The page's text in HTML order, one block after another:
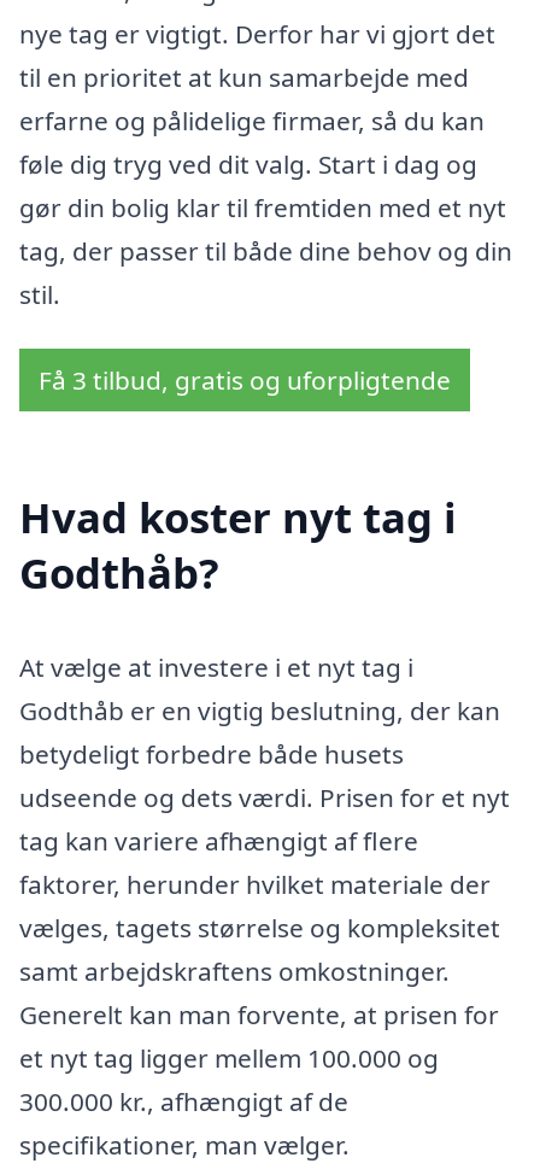
nye tag er vigtigt. Derfor har vi gjort det
til en prioritet at kun samarbejde med
erfarne og pålidelige firmaer, så du kan
føle dig tryg ved dit valg. Start i dag og
gør din bolig klar til fremtiden med et nyt
tag, der passer til både dine behov og din
stil.
Få 3 tilbud, gratis og uforpligtende
Hvad koster nyt tag i
Godthåb?
At vælge at investere i et nyt tag i
Godthåb er en vigtig beslutning, der kan
betydeligt forbedre både husets
udseende og dets værdi. Prisen for et nyt
tag kan variere afhængigt af flere
faktorer, herunder hvilket materiale der
vælges, tagets størrelse og kompleksitet
samt arbejdskraftens omkostninger.
Generelt kan man forvente, at prisen for
et nyt tag ligger mellem 100.000 og
300.000 kr., afhængigt af de
specifikationer, man vælger.